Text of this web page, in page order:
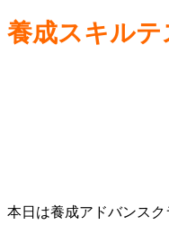
養成スキルテ
本日は養成アドバンスク